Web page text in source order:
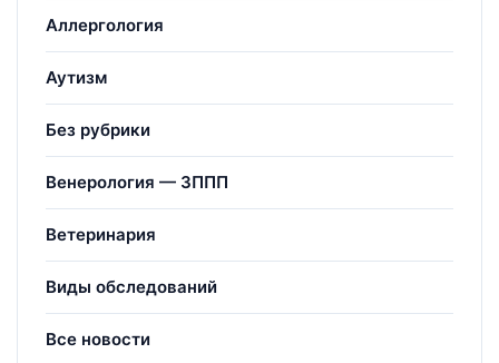
Аллергология
Аутизм
Без рубрики
Венерология — ЗППП
Ветеринария
Виды обследований
Все новости